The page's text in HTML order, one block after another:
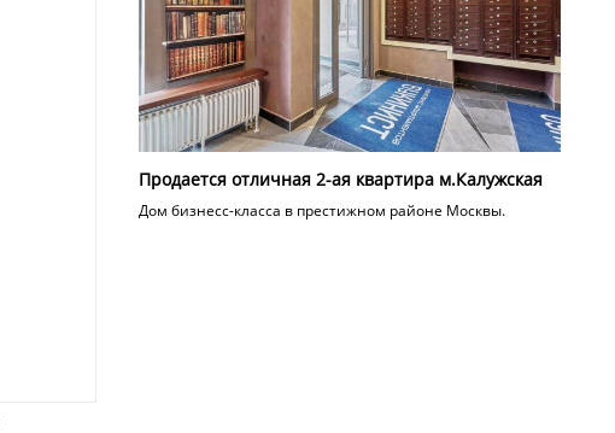
Продается отличная 2-ая квартира м.Калужская
Дом бизнесс-класса в престижном районе Москвы.